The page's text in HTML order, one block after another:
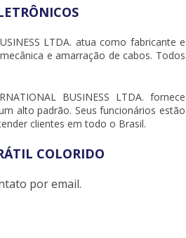
LTDA. atua como fabricante e
e amarração de cabos. Todos
BUSINESS LTDA. fornece
alto padrão. Seus funcionários estão
clientes em todo o Brasil.
COLORIDO
por email.